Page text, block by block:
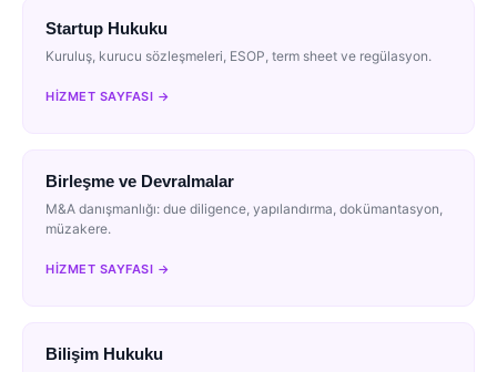
Startup Hukuku
Kuruluş, kurucu sözleşmeleri, ESOP, term sheet ve regülasyon.
HIZMET SAYFASI →
Birleşme ve Devralmalar
M&A danışmanlığı: due diligence, yapılandırma, dokümantasyon,
müzakere.
HIZMET SAYFASI →
Bilişim Hukuku